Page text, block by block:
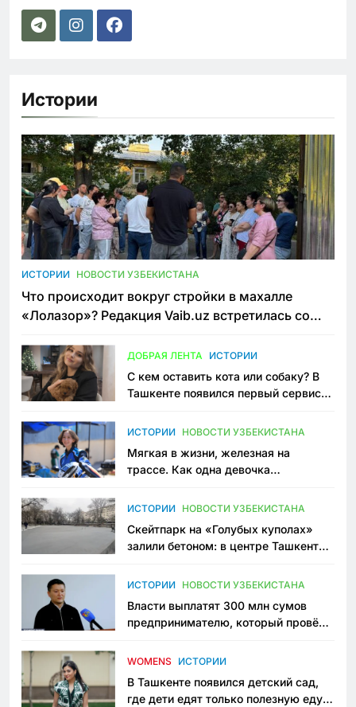
Истории
ИСТОРИИ НОВОСТИ УЗБЕКИСТАНА
Что происходит вокруг стройки в махалле
«Лолазор»? Редакция Vaib.uz встретилась со
ДОБРАЯ ЛЕНТА ИСТОРИИ
С кем оставить кота или собаку? В
Ташкенте появился первый сервис
ИСТОРИИ НОВОСТИ УЗБЕКИСТАНА
Мягкая в жизни, железная на
трассе. Как одна девочка
Узбекистане
ИСТОРИИ НОВОСТИ УЗБЕКИСТАНА
Скейтпарк на «Голубых куполах»
залили бетоном: в центре Ташкента
пространство
ИСТОРИИ НОВОСТИ УЗБЕКИСТАНА
Власти выплатят 300 млн сумов
предпринимателю, который провёл
приговору
WOMENS ИСТОРИИ
В Ташкенте появился детский сад,
где дети едят только полезную еду.